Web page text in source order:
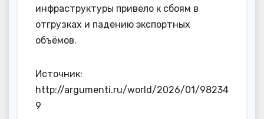
инфраструктуры привело к сбоям в
отгрузках и падению экспортных
объёмов.
Источник:
http://argumenti.ru/world/2026/01/98234
9